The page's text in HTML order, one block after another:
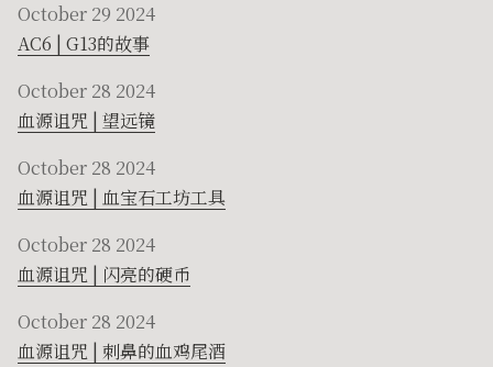
October 29 2024
AC6 | G13的故事
October 28 2024
血源诅咒 | 望远镜
October 28 2024
血源诅咒 | 血宝石工坊工具
October 28 2024
血源诅咒 | 闪亮的硬币
October 28 2024
血源诅咒 | 刺鼻的血鸡尾酒